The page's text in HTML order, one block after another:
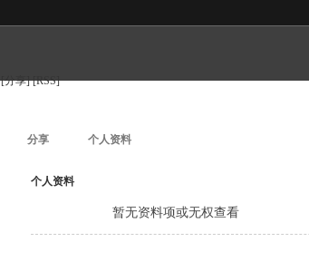
[分享] [RSS]
分享 个人资料
个人资料
暂无资料项或无权查看